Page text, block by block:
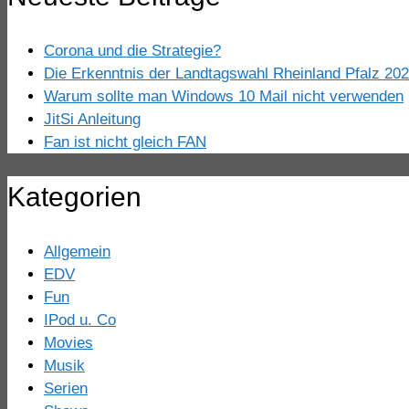
Corona und die Strategie?
Die Erkenntnis der Landtagswahl Rheinland Pfalz
Warum sollte man Windows 10 Mail nicht verwenden
JitSi Anleitung
Fan ist nicht gleich FAN
Kategorien
Allgemein
EDV
Fun
IPod u. Co
Movies
Musik
Serien